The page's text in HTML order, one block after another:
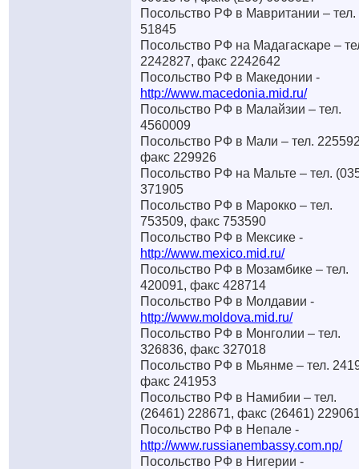
Посольство РФ в Мавритании – тел.
51845
Посольство РФ на Мадагаскаре –
2242827, факс 2242642
Посольство РФ в Македонии -
http://www.macedonia.mid.ru/
Посольство РФ в Малайзии – тел.
4560009
Посольство РФ в Мали – тел.
факс 229926
Посольство РФ на Мальте – тел.
371905
Посольство РФ в Марокко – тел.
753509, факс 753590
Посольство РФ в Мексике -
http://www.mexico.mid.ru/
Посольство РФ в Мозамбике – тел.
420091, факс 428714
Посольство РФ в Молдавии -
http://www.moldova.mid.ru/
Посольство РФ в Монголии – тел.
326836, факс 327018
Посольство РФ в Мьянме – тел.
факс 241953
Посольство РФ в Намибии – тел.
(26461) 228671, факс (26461)
Посольство РФ в Непале -
http://www.russianembassy.com.np/
Посольство РФ в Нигерии -